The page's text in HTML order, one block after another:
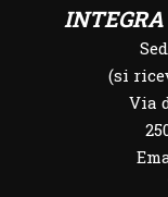
(si
Via